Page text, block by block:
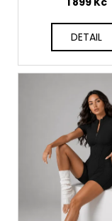
DETAIL